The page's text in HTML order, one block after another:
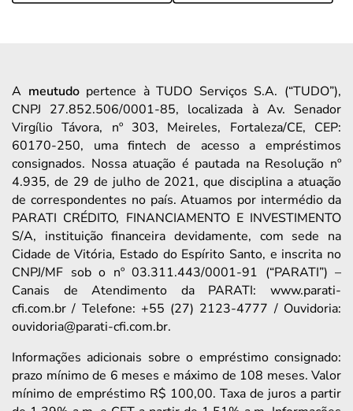
A meutudopertence à TUDO Serviços S.A. (“TUDO”),
CNPJ 27.852.506/0001-85, localizada à Av. Senador
Virgílio Távora, nº 303, Meireles, Fortaleza/CE, CEP:
60170-250, uma fintech de acesso a empréstimos
consignados. Nossa atuação é pautada na Resolução nº
4.935, de 29 de julho de 2021, que disciplina a atuação
de correspondentes no país. Atuamos por intermédio da
PARATI CRÉDITO, FINANCIAMENTO E INVESTIMENTO
S/A, instituição financeira devidamente, com sede na
Cidade de Vitória, Estado do Espírito Santo, e inscrita no
CNPJ/MF sob o nº 03.311.443/0001-91 (“PARATI”) –
Canais de Atendimento da PARATI: www.parati-
cfi.com.br / Telefone: +55 (27) 2123-4777 / Ouvidoria:
ouvidoria@parati-cfi.com.br.
Informações adicionais sobre o empréstimo consignado:
prazo mínimo de 6 meses e máximo de 108 meses. Valor
mínimo de empréstimo R$ 100,00. Taxa de juros a partir